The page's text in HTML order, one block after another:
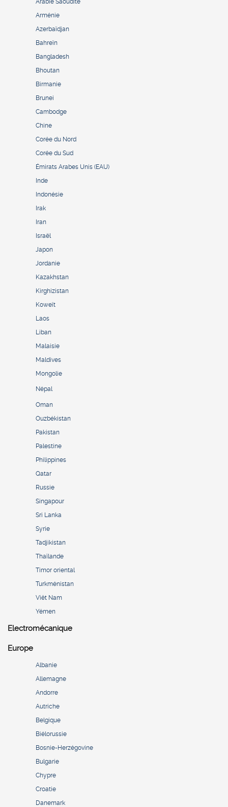
Arabie Saoudite
Arménie
Azerbaïdjan
Bahreïn
Bangladesh
Bhoutan
Birmanie
Brunei
Cambodge
Chine
Corée du Nord
Corée du Sud
Émirats Arabes Unis (EAU)
Inde
Indonésie
Irak
Iran
Israël
Japon
Jordanie
Kazakhstan
Kirghizistan
Koweït
Laos
Liban
Malaisie
Maldives
Mongolie
Népal
Oman
Ouzbékistan
Pakistan
Palestine
Philippines
Qatar
Russie
Singapour
Sri Lanka
Syrie
Tadjikistan
Thaïlande
Timor oriental
Turkménistan
Viêt Nam
Yémen
Electromécanique
Europe
Albanie
Allemagne
Andorre
Autriche
Belgique
Biélorussie
Bosnie-Herzégovine
Bulgarie
Chypre
Croatie
Danemark